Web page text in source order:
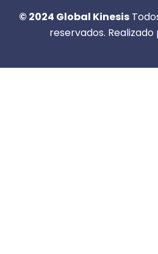
© 2024 Global Kinesis
reservados. Realizado